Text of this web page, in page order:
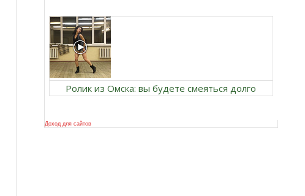
Ролик из Омска: вы будете смеяться долго
Доход для сайтов